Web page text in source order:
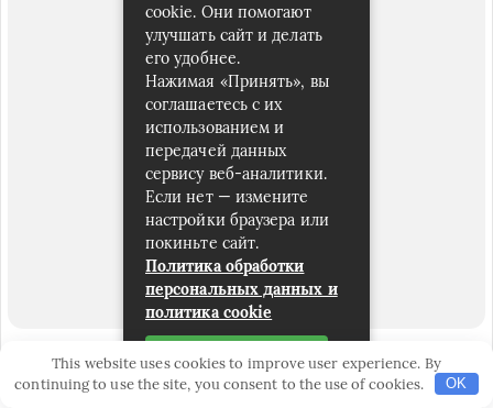
cookie. Они помогают
улучшать сайт и делать
его удобнее.
Нажимая «Принять», вы
соглашаетесь с их
использованием и
передачей данных
сервису веб-аналитики.
Если нет — измените
настройки браузера или
покиньте сайт.
Политика обработки
персональных данных и
политика cookie
This website uses cookies to improve user experience. By
continuing to use the site, you consent to the use of cookies.
OK